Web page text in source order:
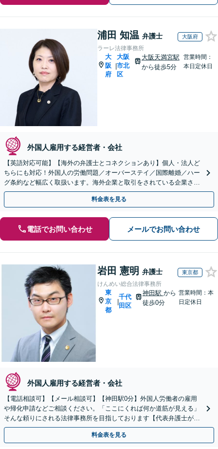
浦田 知温 弁護士 大阪府
ラーレ法律事務所
大
阪
府
|
大阪
市北
区
大阪天満宮駅
から徒歩5分
営業時間：
本日定休日
外国人雇用する経営者・会社
【英語対応可能】【海外の弁護士とコネクションあり】個人・法人ど
ちらにも対応！外国人の労働問題／オーバーステイ／国際離婚／ハー
グ条約など幅広く取扱います。海外企業と取引をされている企業さま
等もサポート！【顧問契約可】【休日・夜間面談は要予約】
料金表を見る
電話でお問い合わせ メールでお問い合わせ
岩田 憲明 弁護士 東京都
けんめい総合法律事務所
東
京
都
|
千代
田区
神田駅 から
徒歩0分
営業時間：本
日定休日
外国人雇用する経営者・会社
【電話相談可】【メール相談可】【神田駅0分】外国人労働者の雇用
や帰化申請などご相談ください。「ここにくれば何か道筋が見える」
そんな頼りにされる法律事務所を目指しております【代表弁護士が対
応】分割払いも可
料金表を見る